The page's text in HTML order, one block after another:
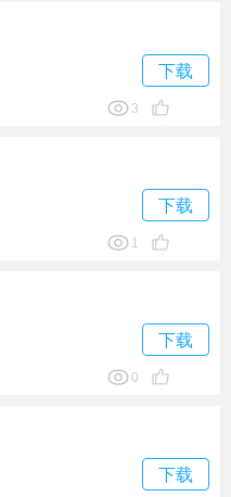
下载
3
下载
1
下载
0
下载